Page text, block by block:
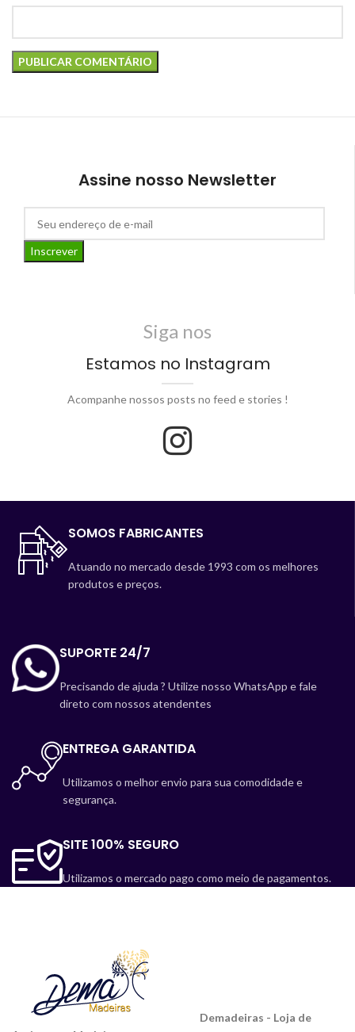
Assine nosso Newsletter
Siga nos
Estamos no Instagram
Acompanhe nossos posts no feed e stories !
SOMOS FABRICANTES
Atuando no mercado desde 1993 com os melhores
produtos e preços.
SUPORTE 24/7
Precisando de ajuda ? Utilize nosso WhatsApp e fale
direto com nossos atendentes
ENTREGA GARANTIDA
Utilizamos o melhor envio para sua comodidade e
segurança.
SITE 100% SEGURO
Utilizamos o mercado pago como meio de pagamentos.
Demadeiras - Loja de